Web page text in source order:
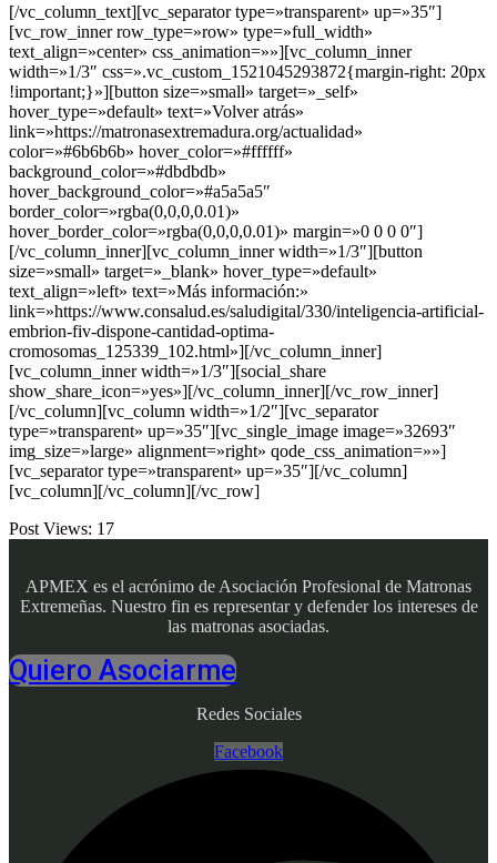
[/vc_column_text][vc_separator type=»transparent» up=»35″]
[vc_row_inner row_type=»row» type=»full_width»
text_align=»center» css_animation=»»][vc_column_inner
width=»1/3″ css=».vc_custom_1521045293872{margin-right: 20px
!important;}»][button size=»small» target=»_self»
hover_type=»default» text=»Volver atrás»
link=»https://matronasextremadura.org/actualidad»
color=»#6b6b6b» hover_color=»#ffffff»
background_color=»#dbdbdb»
hover_background_color=»#a5a5a5″
border_color=»rgba(0,0,0,0.01)»
hover_border_color=»rgba(0,0,0,0.01)» margin=»0 0 0 0″]
[/vc_column_inner][vc_column_inner width=»1/3″][button
size=»small» target=»_blank» hover_type=»default»
text_align=»left» text=»Más información:»
link=»https://www.consalud.es/saludigital/330/inteligencia-artificial-
embrion-fiv-dispone-cantidad-optima-
cromosomas_125339_102.html»][/vc_column_inner]
[vc_column_inner width=»1/3″][social_share
show_share_icon=»yes»][/vc_column_inner][/vc_row_inner]
[/vc_column][vc_column width=»1/2″][vc_separator
type=»transparent» up=»35″][vc_single_image image=»32693″
img_size=»large» alignment=»right» qode_css_animation=»»]
[vc_separator type=»transparent» up=»35″][/vc_column]
[vc_column][/vc_column][/vc_row]
Post Views: 17
APMEX es el acrónimo de Asociación Profesional de Matronas
Extremeñas. Nuestro fin es representar y defender los intereses de
las matronas asociadas.
Quiero Asociarme
Redes Sociales
Facebook